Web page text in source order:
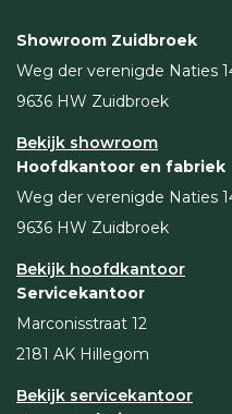
Showroom Zuidbroek
Weg der verenigde Naties
9636 HW Zuidbroek
Bekijk showroom
Hoofdkantoor en fabriek
Weg der verenigde Naties
9636 HW Zuidbroek
Bekijk hoofdkantoor
Servicekantoor
Marconisstraat 12
2181 AK Hillegom
Bekijk servicekantoor